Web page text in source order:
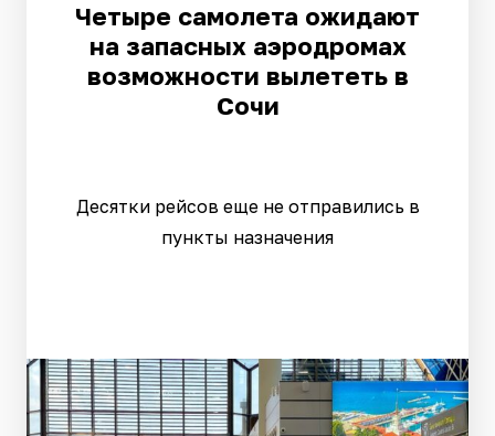
Четыре самолета ожидают
на запасных аэродромах
возможности вылететь в
Сочи
Десятки рейсов еще не отправились в
пункты назначения